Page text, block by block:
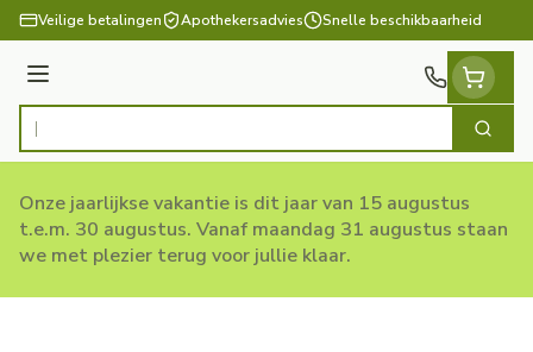
Ga naar de inhoud
Veilige betalingen Apothekersadvies Snelle beschikbaarheid
Menu
Product, merk, categorie... Zoek
Onze jaarlijkse vakantie is dit jaar van 15 augustus
t.e.m. 30 augustus. Vanaf maandag 31 augustus staan
we met plezier terug voor jullie klaar.